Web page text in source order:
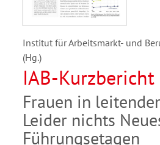
Institut für Arbeitsmarkt- und
(Hg.)
IAB-
Frauen in
Leider nichts
Führungsetagen